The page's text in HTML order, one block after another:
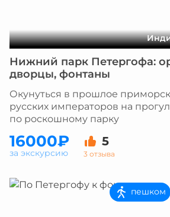
Нижний парк Петергофа:
дворцы, фонтаны
Окунуться в прошлое
русских императоров на
по роскошному парку
16000₽ 5
3 отзыва
за экскурсию
пешком